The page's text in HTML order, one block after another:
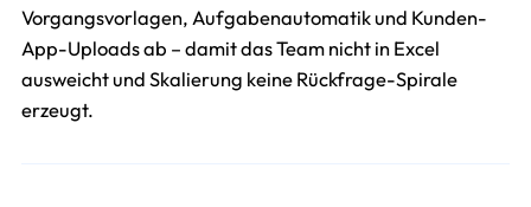
Vorgangsvorlagen, Aufgabenautomatik und Kunden-
App-Uploads ab – damit das Team nicht in Excel
ausweicht und Skalierung keine Rückfrage-Spirale
erzeugt.